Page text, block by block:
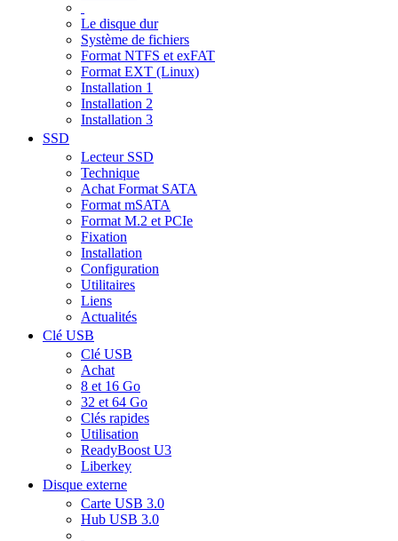
Le disque dur
Système de fichiers
Format NTFS et exFAT
Format EXT (Linux)
Installation 1
Installation 2
Installation 3
SSD
Lecteur SSD
Technique
Achat Format SATA
Format mSATA
Format M.2 et PCIe
Fixation
Installation
Configuration
Utilitaires
Liens
Actualités
Clé USB
Clé USB
Achat
8 et 16 Go
32 et 64 Go
Clés rapides
Utilisation
ReadyBoost U3
Liberkey
Disque externe
Carte USB 3.0
Hub USB 3.0